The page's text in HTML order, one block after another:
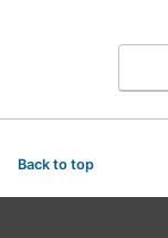
Back to top